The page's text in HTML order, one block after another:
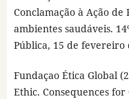
Conclamação à Ação de
ambientes saudáveis.
Pública, 15 de fevereiro
Fundaçao Ética Global
Ethic. Consequences for